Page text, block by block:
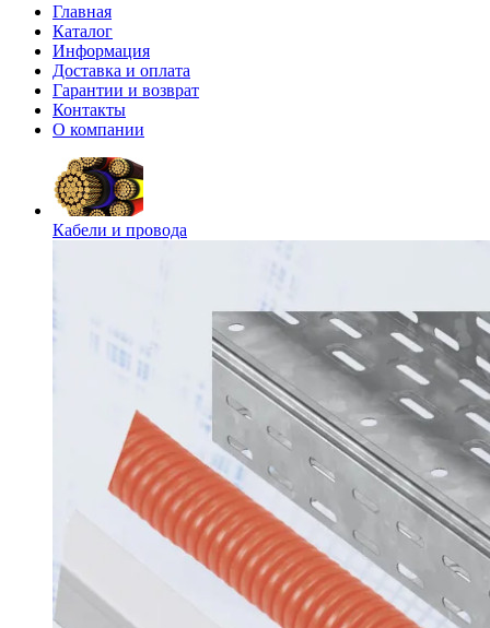
Главная
Каталог
Информация
Доставка и оплата
Гарантии и возврат
Контакты
О компании
Кабели и провода